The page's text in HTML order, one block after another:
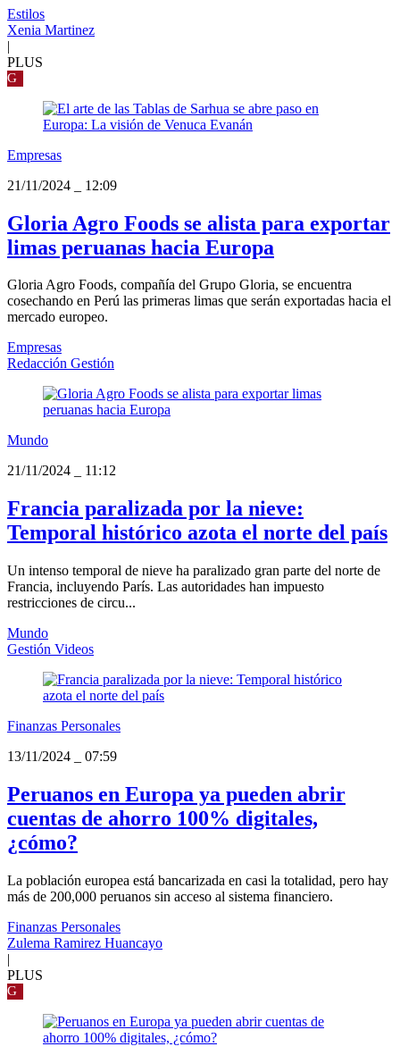
Estilos
Xenia Martinez
|
PLUS
G
Empresas
21/11/2024
12:09
Gloria Agro Foods se alista para exportar
limas peruanas hacia Europa
Gloria Agro Foods, compañía del Grupo Gloria, se encuentra
cosechando en Perú las primeras limas que serán exportadas hacia el
mercado europeo.
Empresas
Redacción Gestión
Mundo
21/11/2024
11:12
Francia paralizada por la nieve:
Temporal histórico azota el norte del país
Un intenso temporal de nieve ha paralizado gran parte del norte de
Francia, incluyendo París. Las autoridades han impuesto
restricciones de circu...
Mundo
Gestión Videos
Finanzas Personales
13/11/2024
07:59
Peruanos en Europa ya pueden abrir
cuentas de ahorro 100% digitales,
¿cómo?
La población europea está bancarizada en casi la totalidad, pero hay
más de 200,000 peruanos sin acceso al sistema financiero.
Finanzas Personales
Zulema Ramirez Huancayo
|
PLUS
G